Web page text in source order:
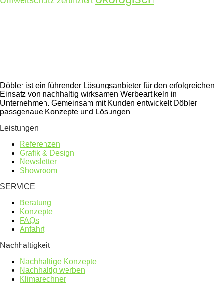
Döbler ist ein führender Lösungsanbieter für den erfolgreichen
Einsatz von nachhaltig wirksamen Werbeartikeln in
Unternehmen. Gemeinsam mit Kunden entwickelt Döbler
passgenaue Konzepte und Lösungen.
Leistungen
Referenzen
Grafik & Design
Newsletter
Showroom
SERVICE
Beratung
Konzepte
FAQs
Anfahrt
Nachhaltigkeit
Nachhaltige Konzepte
Nachhaltig werben
Klimarechner